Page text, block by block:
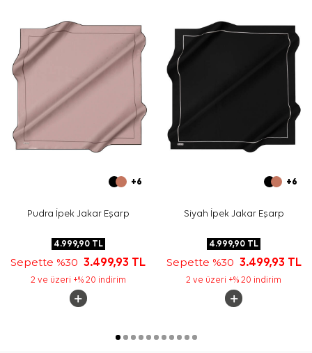
izleyiniz. İpek ve hassas eşarplarda elde hassas bakım
gerektiğinde
Aker İpek Eşarp Şampuanıkullanabilirsiniz.
Sıkça Sorulan Sorular
Bu eşarbın ölçüsü nedir?
Bu ürünün kumaş kalitesi nedir?
Kenar çizgili tasarım nasıl görünür?
Hangi renklerle kombinlenebilir?
+6
Pudra İpek Jakar Eşarp
4.999,90TL
Sepette %303.499,93 TL
2 ve üzeri +% 20 indirim
+6
Siyah İpek Jakar Eşarp
4.999,90 TL
Sepette %30 3.499,93 TL
2 ve üzeri +% 20 indirim